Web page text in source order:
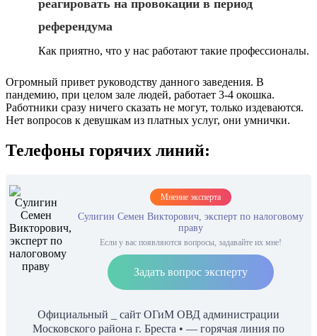
реагировать на провокации в период
референдума
Как приятно, что у нас работают такие профессионалы.
Огромный привет руководству данного заведения. В
пандемию, при целом зале людей, работает 3-4 окошка.
Работники сразу ничего сказать не могут, только издеваются.
Нет вопросов к девушкам из платных услуг, они умнички.
Телефоны горячих линий:
Мнение эксперта
Сулигин Семен Викторович, эксперт по налоговому
праву
Если у вас появляются вопросы, задавайте их мне!
Задать вопрос эксперту
Официальный _ сайт ОГиМ ОВД администрации
Московского района г. Бреста • — горячая линия по